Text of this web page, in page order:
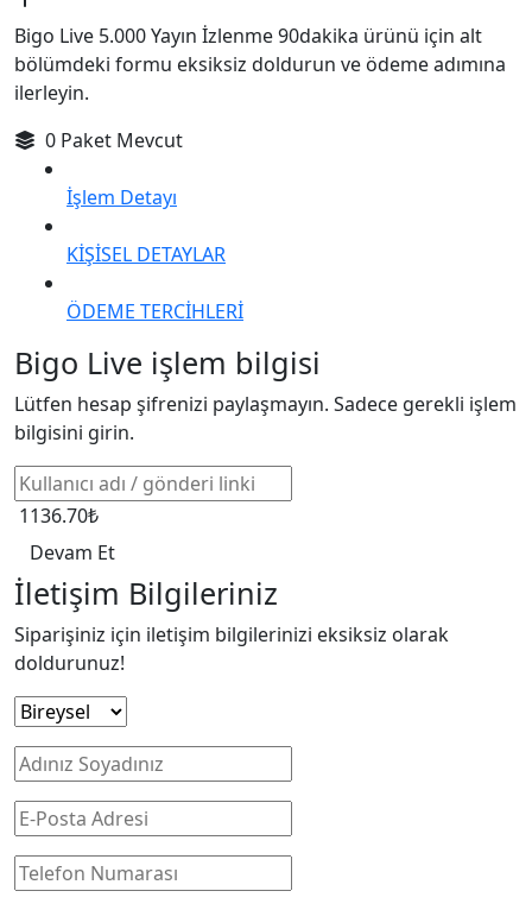
Bigo Live 5.000 Yayın İzlenme 90dakika ürünü için alt
bölümdeki formu eksiksiz doldurun ve ödeme adımına
ilerleyin.
0 Paket Mevcut
İşlem Detayı
KİŞİSEL DETAYLAR
ÖDEME TERCİHLERİ
Bigo Live işlem bilgisi
Lütfen hesap şifrenizi paylaşmayın. Sadece gerekli işlem
bilgisini girin.
1136.70₺
Devam Et
İletişim Bilgileriniz
Siparişiniz için iletişim bilgilerinizi eksiksiz olarak
doldurunuz!